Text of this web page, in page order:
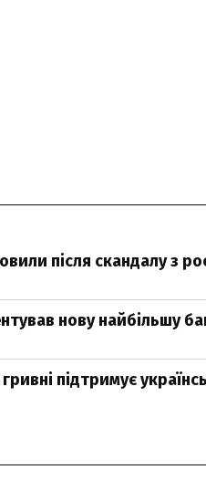
після скандалу з
нову найбільшу
підтримує